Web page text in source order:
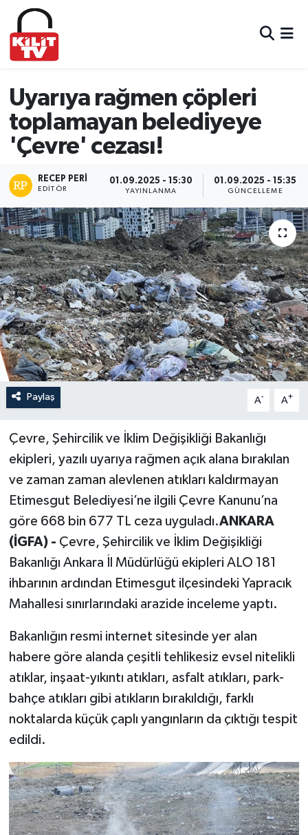
Uyarıya rağmen çöpleri
toplamayan belediyeye
'Çevre' cezası!
RECEP PERI
EDITÖR
01.09.2025 - 15:30
YAYINLANMA
01.09.2025 - 15:35
GÜNCELLEME
Paylaş A- A+
Çevre, Şehircilik ve İklim Değişikliği Bakanlığı
ekipleri, yazılı uyarıya rağmen açık alana bırakılan
ve zaman zaman alevlenen atıkları kaldırmayan
Etimesgut Belediyesi’ne ilgili Çevre Kanunu’na
göre 668 bin 677 TL ceza uyguladı.ANKARA
(İGFA) - Çevre, Şehircilik ve İklim Değişikliği
Bakanlığı Ankara İl Müdürlüğü ekipleri ALO 181
ihbarının ardından Etimesgut ilçesindeki Yapracık
Mahallesi sınırlarındaki arazide inceleme yaptı.
Bakanlığın resmi internet sitesinde yer alan
habere göre alanda çeşitli tehlikesiz evsel nitelikli
atıklar, inşaat-yıkıntı atıkları, asfalt atıkları, park-
bahçe atıkları gibi atıkların bırakıldığı, farklı
noktalarda küçük çaplı yangınların da çıktığı tespit
edildi.
Hava Durumu
Süper Lig Puan Durumu ve Fikstür
Tüm Manşetler
Son Dakika Haberleri
Haber Arşivi